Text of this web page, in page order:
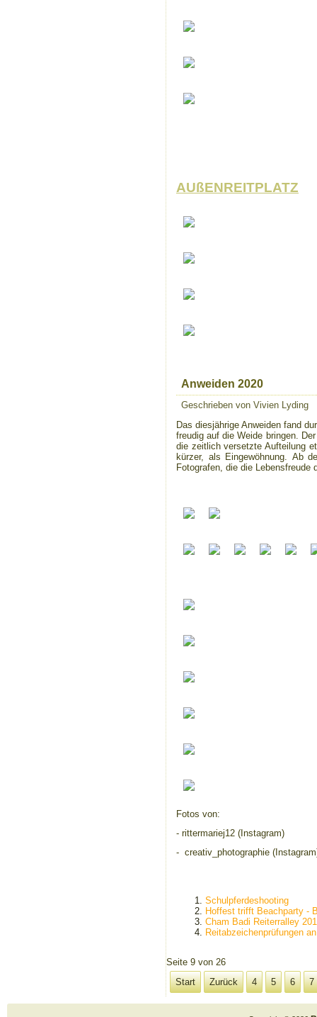
AUßENREITPLATZ
Anweiden 2020
Geschrieben von Vivien Lyding
Das diesjährige Anweiden fand
freudig auf die Weide bringen.
die zeitlich versetzte Aufteilung
kürzer, als Eingewöhnung. Ab
Fotografen, die die
Fotos von:
- rittermariej12 (Instagram)
- creativ_photographie
Schulpferdeshooting
Hoffest trifft Beachparty -
Cham Badi Reiterralley
Reitabzeichenprüfungen
Seite 9 von 26
Start
Zurück 4 5 6 7